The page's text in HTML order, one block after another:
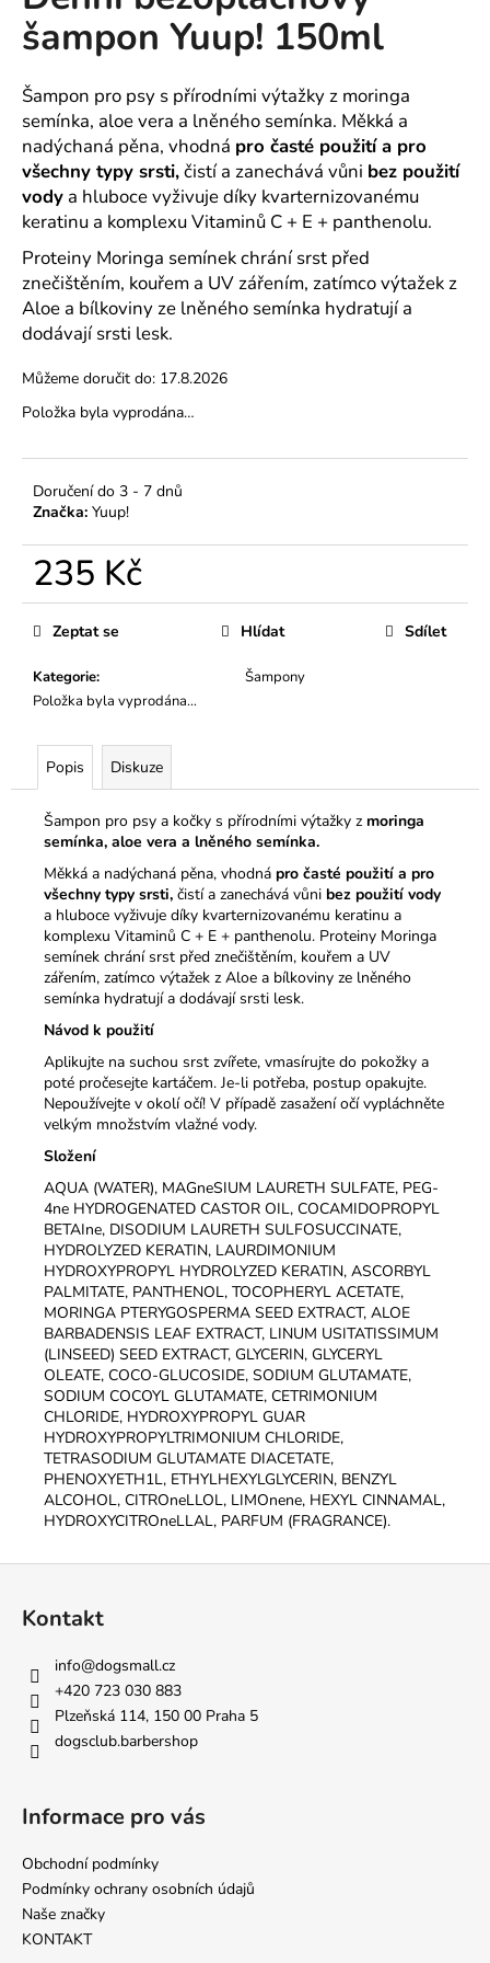
0,0
z
hvězdiček.
šampon Yuup! 150ml
Šampon pro psy s přírodními výtažky z moringa
semínka, aloe vera a lněného semínka. Měkká a
nadýchaná pěna, vhodná pro časté použití a pro
všechny typy srsti,čistí a zanechává vůni bez použití
vody a hluboce vyživuje díky kvarternizovanému
keratinu a komplexu Vitaminů C + E + panthenolu.
Proteiny Moringa semínek chrání srst před
znečištěním, kouřem a UV zářením, zatímco výtažek z
Aloe a bílkoviny ze lněného semínka hydratují a
dodávají srsti lesk.
Můžeme doručit do: 17.8.2026
Položka byla vyprodána…
Doručení do 3 - 7 dnů
Značka: Yuup!
235 Kč
Měrná
cena:
Kategorie:
Šampony
Položka byla vyprodána…
Zeptat se Hlídat Sdílet
Popis Diskuze
Šampon pro psy a kočky s přírodními výtažky z moringa
semínka, aloe vera a lněného semínka.
Měkká a nadýchaná pěna, vhodná pro časté použití a pro
všechny typy srsti, čistí a zanechává vůni bez použití vody
a hluboce vyživuje díky kvarternizovanému keratinu a
komplexu Vitaminů C + E + panthenolu. Proteiny Moringa
semínek chrání srst před znečištěním, kouřem a UV
zářením, zatímco výtažek z Aloe a bílkoviny ze lněného
semínka hydratují a dodávají srsti lesk.
Návod k použití
Aplikujte na suchou srst zvířete, vmasírujte do pokožky a
poté pročesejte kartáčem. Je-li potřeba, postup opakujte.
Nepoužívejte v okolí očí! V případě zasažení očí vypláchněte
velkým množstvím vlažné vody.
Složení
AQUA (WATER), MAGneSIUM LAURETH SULFATE, PEG-
4ne HYDROGENATED CASTOR OIL, COCAMIDOPROPYL
BETAIne, DISODIUM LAURETH SULFOSUCCINATE,
HYDROLYZED KERATIN, LAURDIMONIUM
HYDROXYPROPYL HYDROLYZED KERATIN, ASCORBYL
PALMITATE, PANTHENOL, TOCOPHERYL ACETATE,
MORINGA PTERYGOSPERMA SEED EXTRACT, ALOE
BARBADENSIS LEAF EXTRACT, LINUM USITATISSIMUM
(LINSEED) SEED EXTRACT, GLYCERIN, GLYCERYL
OLEATE, COCO-GLUCOSIDE, SODIUM GLUTAMATE,
SODIUM COCOYL GLUTAMATE, CETRIMONIUM
CHLORIDE, HYDROXYPROPYL GUAR
HYDROXYPROPYLTRIMONIUM CHLORIDE,
TETRASODIUM GLUTAMATE DIACETATE,
PHENOXYETH1L, ETHYLHEXYLGLYCERIN, BENZYL
ALCOHOL, CITROneLLOL, LIMOnene, HEXYL CINNAMAL,
HYDROXYCITROneLLAL, PARFUM (FRAGRANCE).
a
j
í
t
?
HLEDAT
D
o
o
u
j
m
MINI
KURZ
PRO
ZAČÁTEČNÍKY
VYBERTE
TERMÍN
900
Kontakt
info@dogsmall.cz
+420 723 030 883
Plzeňská 114, 150 00 Praha 5
dogsclub.barbershop
Informace pro vás
Obchodní podmínky
Podmínky ochrany osobních údajů
Naše značky
KONTAKT